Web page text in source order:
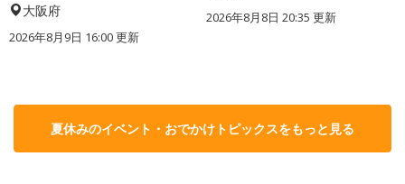
大阪府
2026年8月9日 16:00更新
2026年8月8日 20:35 更新
夏休みのイベント・おでかけトピックスをもっと見る